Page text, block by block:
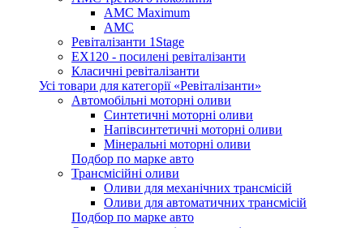
AMC Maximum
AMC
Ревіталізанти 1Stage
EX120 - посилені ревіталізанти
Класичні ревіталізанти
Усі товари для категорії «Ревіталізанти»
Автомобільні моторні оливи
Синтетичні моторні оливи
Напівсинтетичні моторні оливи
Мінеральні моторні оливи
Подбор по марке авто
Трансмісійні оливи
Оливи для механічних трансмісій
Оливи для автоматичних трансмісій
Подбор по марке авто